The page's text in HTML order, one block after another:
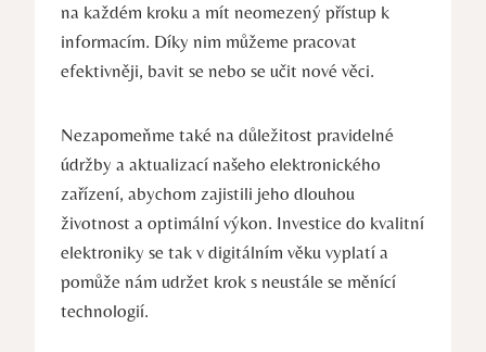
na každém kroku a mít neomezený přístup k
informacím. Díky nim můžeme pracovat
efektivněji, bavit se nebo se učit nové věci.
Nezapomeňme také na důležitost pravidelné
údržby a aktualizací našeho elektronického
zařízení, abychom zajistili jeho dlouhou
životnost a optimální výkon. Investice do kvalitní
elektroniky se tak v digitálním věku vyplatí a
pomůže nám udržet krok s neustále se měnící
technologií.